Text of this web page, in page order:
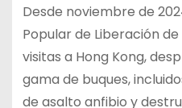
Desde noviembre de
Popular de Liberación
visitas a Hong Kong,
gama de buques,
de asalto anfibio y